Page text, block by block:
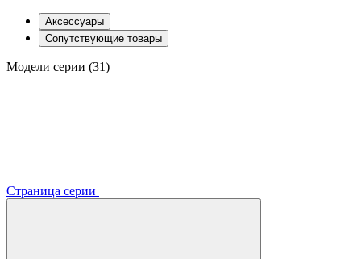
Аксессуары
Сопутствующие товары
Модели серии (31)
Страница серии